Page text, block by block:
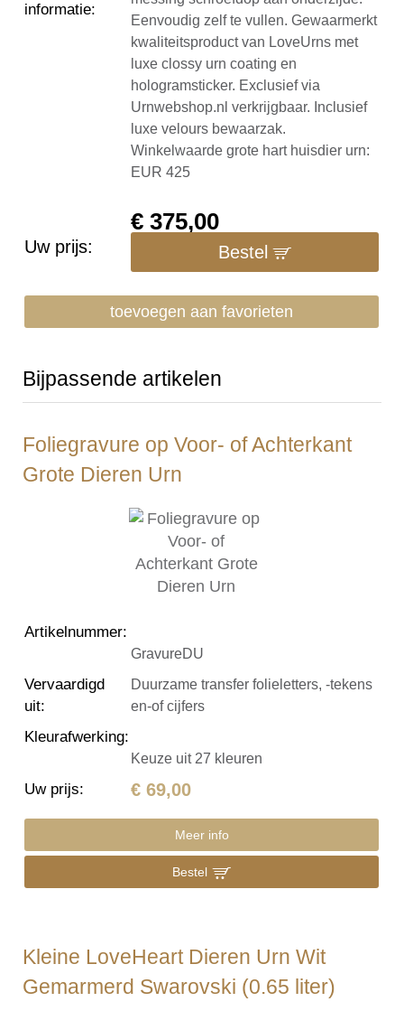
informatie:
Eenvoudig zelf te vullen. Gewaarmerkt
kwaliteitsproduct van LoveUrns met
luxe clossy urn coating en
hologramsticker. Exclusief via
Urnwebshop.nl verkrijgbaar. Inclusief
luxe velours bewaarzak.
Winkelwaarde grote hart huisdier urn:
EUR 425
Uw prijs:
€375,00
Bestel
toevoegen aan favorieten
Bijpassende artikelen
Foliegravure op Voor- of Achterkant
Grote Dieren Urn
Artikelnummer:
GravureDU
Vervaardigd
uit:
Duurzame transfer folieletters, -tekens
en-of cijfers
Kleurafwerking:
Keuze uit 27 kleuren
Uw prijs: € 69,00
Meer info
Bestel
Kleine LoveHeart Dieren Urn Wit
Gemarmerd Swarovski (0.65 liter)